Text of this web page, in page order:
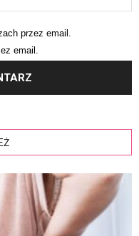
przez email.
email.